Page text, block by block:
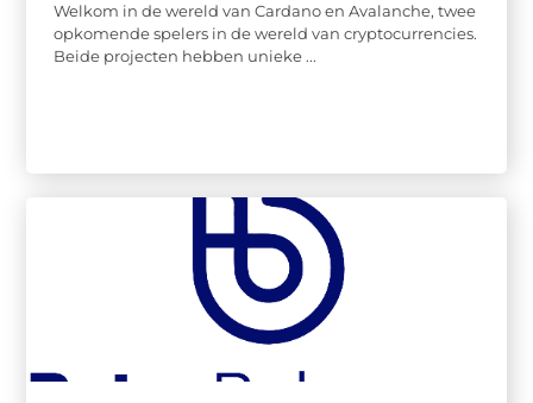
Welkom in de wereld van Cardano en Avalanche, twee
opkomende spelers in de wereld van cryptocurrencies.
Beide projecten hebben unieke ...